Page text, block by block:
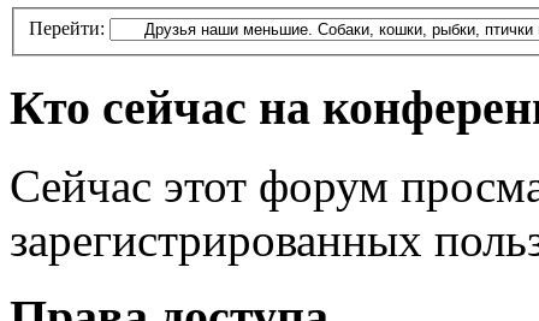
Перейти:
Кто сейчас на
Сейчас этот форум
зарегистрированных